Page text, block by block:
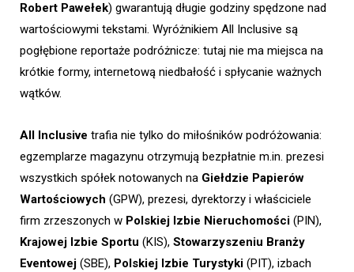
Robert Pawełek) gwarantują długie godziny spędzone nad
wartościowymi tekstami. Wyróżnikiem All Inclusive są
pogłębione reportaże podróżnicze: tutaj nie ma miejsca na
krótkie formy, internetową niedbałość i spłycanie ważnych
wątków.
All Inclusive trafia nie tylko do miłośników podróżowania:
egzemplarze magazynu otrzymują bezpłatnie m.in. prezesi
wszystkich spółek notowanych na Giełdzie Papierów
Wartościowych (GPW), prezesi, dyrektorzy i właściciele
firm zrzeszonych w Polskiej Izbie Nieruchomości (PIN),
Krajowej Izbie Sportu (KIS), Stowarzyszeniu Branży
Eventowej (SBE), Polskiej Izbie Turystyki (PIT), izbach